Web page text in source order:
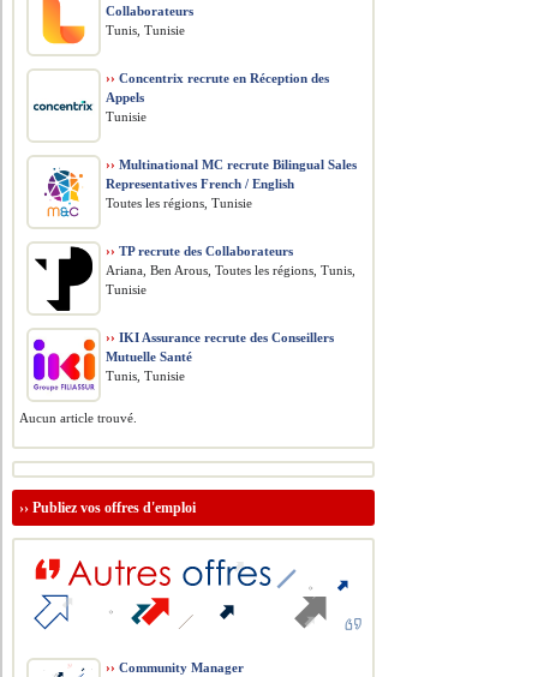
Collaborateurs
Tunis, Tunisie
›› Concentrix recrute en Réception des
Appels
Tunisie
›› Multinational MC recrute Bilingual Sales
Representatives French / English
Toutes les régions, Tunisie
›› TP recrute des Collaborateurs
Ariana, Ben Arous, Toutes les régions, Tunis,
Tunisie
›› IKI Assurance recrute des Conseillers
Mutuelle Santé
Tunis, Tunisie
Aucun article trouvé.
››Publiez vos offres d'emploi
›› Community Manager